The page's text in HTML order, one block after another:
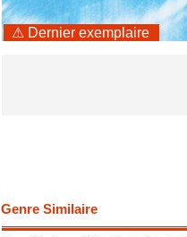
⚠ Dernier exemplaire
Genre Similaire